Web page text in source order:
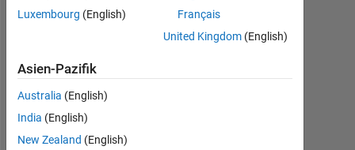
MATLAB Answers
BEITRÄGE 10
4
6
8
10
Luxembourg (English)
Français
United Kingdom (English)
Asien-Pazifik
Australia (English)
India (English)
New Zealand (English)